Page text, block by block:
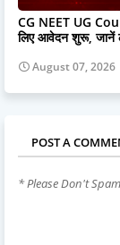
CG NEET UG
लिए आवेदन शुरू, जानें
August 07, 2026
POST A
* Please Don't